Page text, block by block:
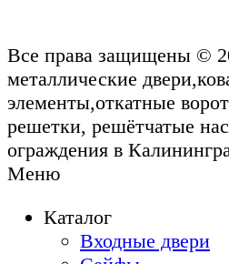
Все права защищены ©
металлические
элементы,откатные
решетки, решётчатые
ограждения в
Меню
Каталог
Входные двери